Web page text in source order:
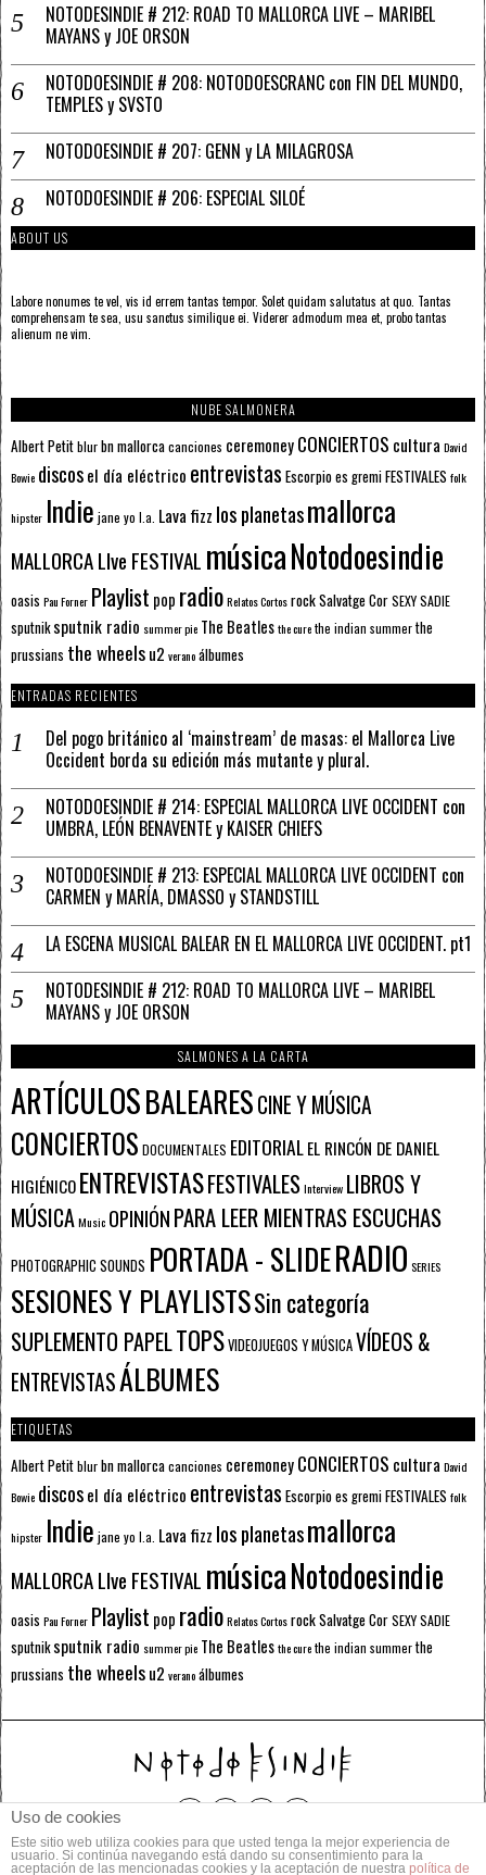
NOTODESINDIE # 212: ROAD TO MALLORCA LIVE – MARIBEL
MAYANS y JOE ORSON
NOTODOESINDIE # 208: NOTODOESCRANC con FIN DEL MUNDO,
TEMPLES y SVSTO
NOTODOESINDIE # 207: GENN y LA MILAGROSA
NOTODOESINDIE # 206: ESPECIAL SILOÉ
ABOUT US
Labore nonumes te vel, vis id errem tantas tempor. Solet quidam salutatus at quo. Tantas
comprehensam te sea, usu sanctus similique ei. Viderer admodum mea et, probo tantas
alienum ne vim.
NUBE SALMONERA
Albert Petitblurbn mallorcacanciones ceremoneyCONCIERTOS cultura David
Bowie discosel día eléctrico entrevistas Escorpioes gremiFESTIVALES folk
hipster Indie jane yo l.a. Lava fizz los planetasmallorca
MALLORCA LIve FESTIVAL músicaNotodoesindie
oasis Pau Forner Playlist pop radioRelatos CortosrockSalvatge CorSEXY SADIE
sputnik sputnik radio summer pie The Beatlesthe curethe indian summerthe
prussians the wheelsu2 veranoálbumes
ENTRADAS RECIENTES
Del pogo británico al ‘mainstream’ de masas: el Mallorca Live
Occident borda su edición más mutante y plural.
NOTODOESINDIE # 214: ESPECIAL MALLORCA LIVE OCCIDENT con
UMBRA, LEÓN BENAVENTE y KAISER CHIEFS
NOTODOESINDIE # 213: ESPECIAL MALLORCA LIVE OCCIDENT con
CARMEN y MARÍA, DMASSO y STANDSTILL
LA ESCENA MUSICAL BALEAR EN EL MALLORCA LIVE OCCIDENT. pt1
NOTODESINDIE # 212: ROAD TO MALLORCA LIVE – MARIBEL
MAYANS y JOE ORSON
SALMONES A LA CARTA
ARTÍCULOSBALEARESCINE Y MÚSICA
CONCIERTOS DOCUMENTALES EDITORIALEL RINCÓN DE DANIEL
HIGIÉNICOENTREVISTASFESTIVALESInterview LIBROS Y
MÚSICAMusic OPINIÓNPARA LEER MIENTRAS ESCUCHAS
PHOTOGRAPHIC SOUNDS PORTADA - SLIDERADIO SERIES
SESIONES Y PLAYLISTSSin categoría
SUPLEMENTO PAPELTOPSVIDEOJUEGOS Y MÚSICAVÍDEOS &
ENTREVISTASÁLBUMES
ETIQUETAS
Albert Petitblurbn mallorcacanciones ceremoneyCONCIERTOS cultura David
Bowie discosel día eléctrico entrevistas Escorpioes gremiFESTIVALES folk
hipster Indie jane yo l.a. Lava fizz los planetasmallorca
MALLORCA LIve FESTIVAL músicaNotodoesindie
oasis Pau Forner Playlist pop radioRelatos CortosrockSalvatge CorSEXY SADIE
sputnik sputnik radio summer pie The Beatlesthe curethe indian summerthe
prussians the wheelsu2 veranoálbumes
© 2014 Todos los derechos reservados.
Uso de cookies
Este sitio web utiliza cookies para que usted tenga la mejor experiencia de
usuario. Si continúa navegando está dando su consentimiento para la
aceptación de las mencionadas cookies y la aceptación de nuestra política de